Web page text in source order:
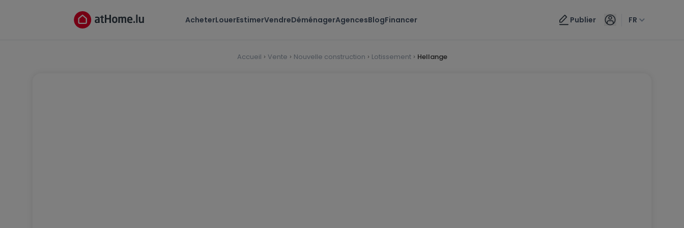
AcheterLouerEstimerVendreDéménagerAgencesBlogFinancer Publier FR
Accueil Vente Nouvelle construction Lotissement Hellange